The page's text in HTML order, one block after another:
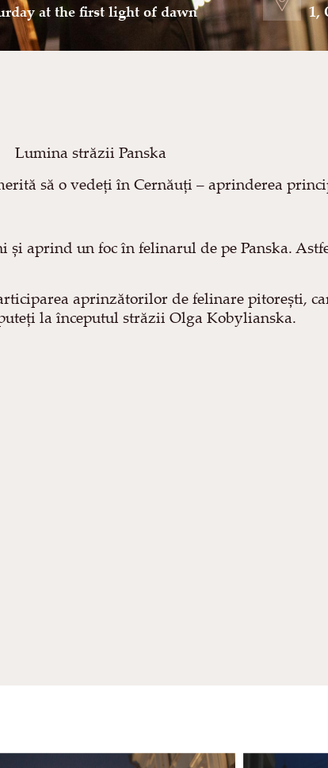
at the first light of dawn 1,
Lumina străzii Panska
să o vedeți în Cernăuți – aprinderea
aprind un foc în felinarul de pe Panska.
aprinzătorilor de felinare pitorești,
la începutul străzii Olga Kobylianska.